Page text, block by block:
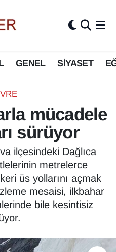
GENEL SİYASET
mücadele
sürüyor
ilçesindeki Dağlıca
metrelerce
üs yollarını açmak
mesaisi, ilkbahar
bile kesintisiz
ve Fikstür